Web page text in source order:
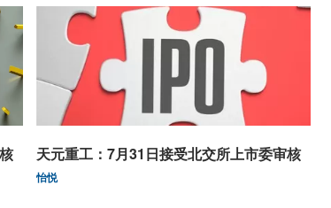
天元重工：7月31日接受北交所上市委审核
怡悦